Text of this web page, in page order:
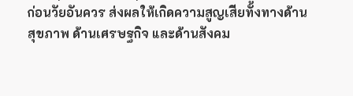
ก่อนวัยอันควร ส่งผลให้เกิดความสูญเสียทั้งทางด้าน
สุขภาพ ด้านเศรษฐกิจ และด้านสังคม